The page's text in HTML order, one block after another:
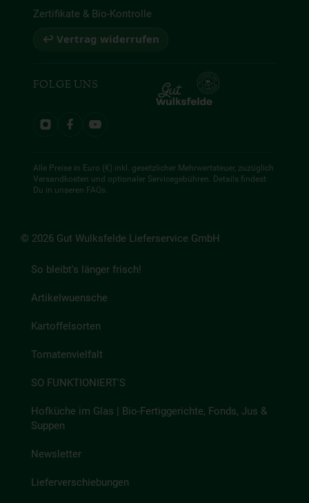
Zertifikate & Bio-Kontrolle
↩ Vertrag widerrufen
FOLGE UNS
Alle Preise in Euro (€) inkl. gesetzlicher Mehrwertsteuer, zuzüglich
Versandkosten und optionaler Servicegebühren. Details findest
Du in unseren FAQs.
© 2026 Gut Wulksfelde Lieferservice GmbH
So bleibt's länger frisch!
Artikelwuensche
Kartoffelsorten
Tomatenvielfalt
SO FUNKTIONIERT'S
Hofküche im Glas | Bio-Fertiggerichte, Fonds, Jus &
Suppen
Newsletter
Lieferverschiebungen